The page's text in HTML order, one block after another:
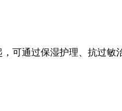
可通过保湿护理、抗过